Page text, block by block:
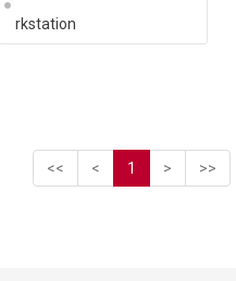
rkstation
<< < 1 > >>